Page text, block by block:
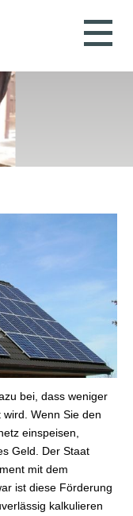
bei, dass weniger
Wenn Sie den
einspeisen,
Geld. Der Staat
mit dem
ist diese Förderung
kalkulieren